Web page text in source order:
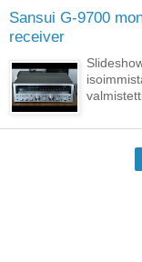
Sansui G-9700
receiver